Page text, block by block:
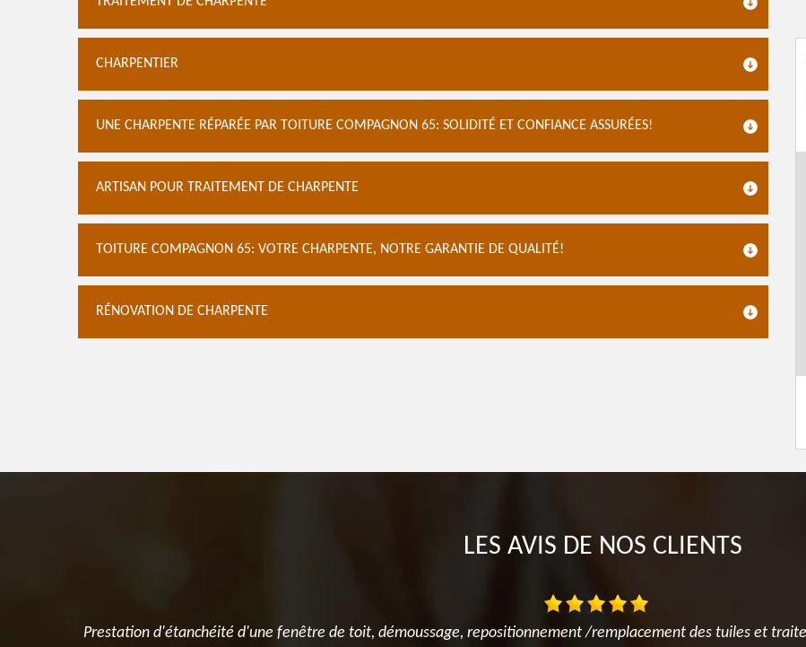
CHARPENTIER
UNE CHARPENTE RÉPARÉE PAR TOITURE COMPAGNON 65: SOLIDITÉ ET CONFIANCE ASSURÉES!
ARTISAN POUR TRAITEMENT DE CHARPENTE
TOITURE COMPAGNON 65: VOTRE CHARPENTE, NOTRE GARANTIE DE QUALITÉ!
RÉNOVATION DE CHARPENTE
LES AVIS DE NOS CLIENTS
Prestation d'étanchéité d'une fenêtre de toit, démoussage, repositionnement /remplacement des tuiles et